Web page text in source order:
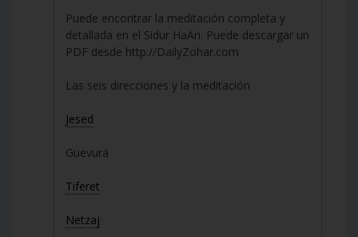
Puede encontrar la meditación completa y
detallada en el Sidur HaAri. Puede descargar un
PDF desde http://DailyZohar.com
Las seis direcciones y la meditación
Jesed
Guevurá
Tiferet
Netzaj